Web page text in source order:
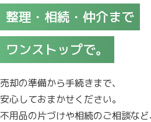
整理・相続・仲介まで
ワンストップで。
売却の準備から手続きまで、
安心しておまかせください。
不用品の片づけや相続のご相談など